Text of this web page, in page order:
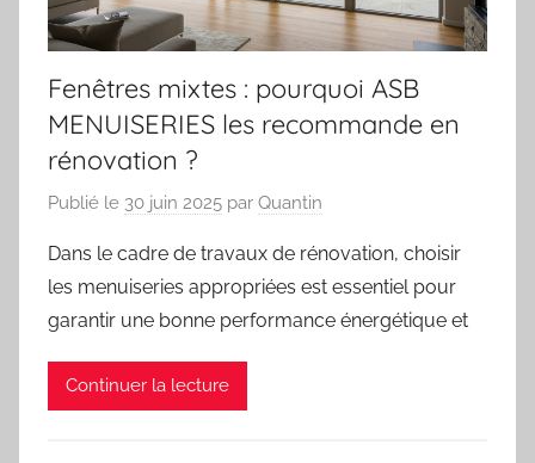
Fenêtres mixtes : pourquoi ASB
MENUISERIES les recommande en
rénovation ?
Publié le 30 juin 2025 par Quantin
Dans le cadre de travaux de rénovation, choisir
les menuiseries appropriées est essentiel pour
garantir une bonne performance énergétique et
Continuer la lecture